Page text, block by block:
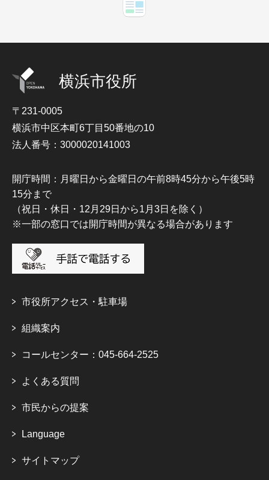
横浜市役所
〒231-0005
横浜市中区本町6丁目50番地の10
法人番号：3000020141003
開庁時間：月曜日から金曜日の午前8時45分から午後5時
15分まで
（祝日・休日・12月29日から1月3日を除く）
※一部の窓口では開庁時間が異なる場合があります
市役所アクセス・駐車場
組織案内
コールセンター：045-664-2525
よくある質問
市民からの提案
Language
サイトマップ